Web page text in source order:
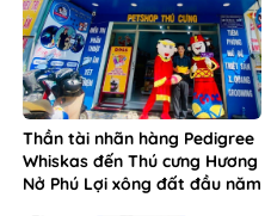
Thần tài nhãn hàng Pedigree
Whiskas đến Thú cưng Hương
Nở Phú Lợi xông đất đầu năm